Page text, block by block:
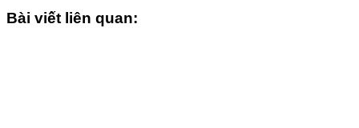
Bài viết liên quan: